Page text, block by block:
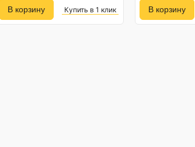
Купить в 1 клик